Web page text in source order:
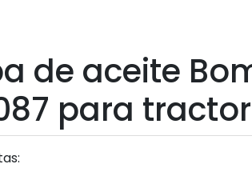
de aceite
para tractor